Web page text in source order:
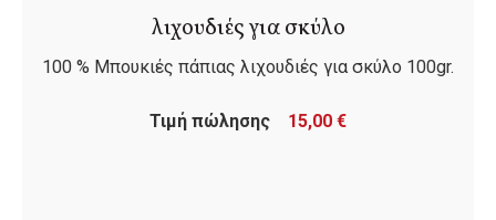
λιχουδιές για σκύλο
100 % Μπουκιές πάπιας λιχουδιές για σκύλο 100gr.
Τιμή πώλησης 15,00 €